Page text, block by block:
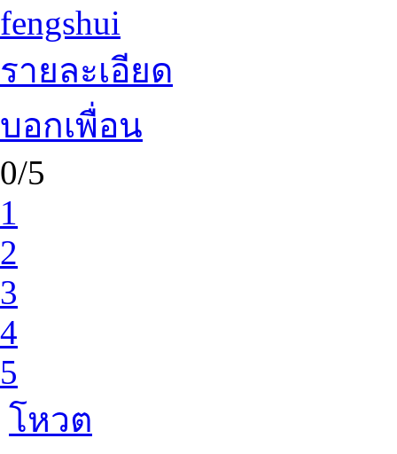
fengshui
รายละเอียด
บอกเพื่อน
0/5
1
2
3
4
5
โหวต